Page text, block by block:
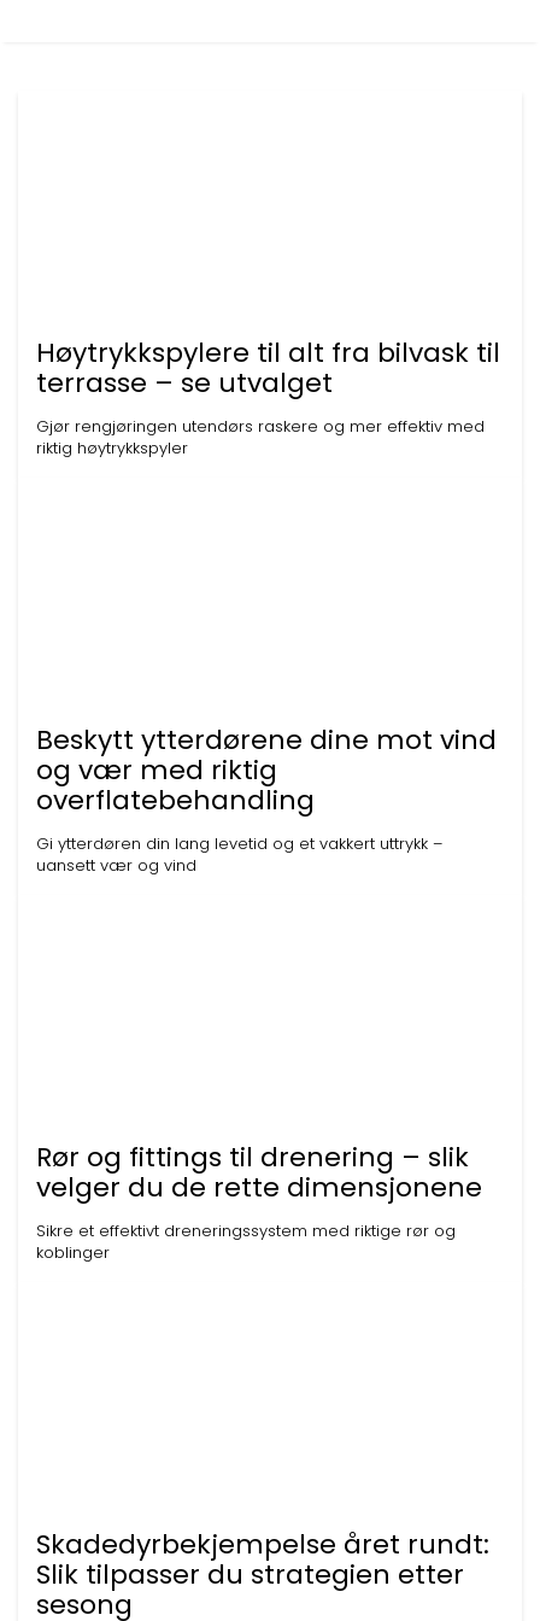
Høytrykkspylere til alt fra bilvask til
terrasse – se utvalget
Gjør rengjøringen utendørs raskere og mer effektiv med
riktig høytrykkspyler
Beskytt ytterdørene dine mot vind
og vær med riktig
overflatebehandling
Gi ytterdøren din lang levetid og et vakkert uttrykk –
uansett vær og vind
Rør og fittings til drenering – slik
velger du de rette dimensjonene
Sikre et effektivt dreneringssystem med riktige rør og
koblinger
Skadedyrbekjempelse året rundt:
Slik tilpasser du strategien etter
sesong